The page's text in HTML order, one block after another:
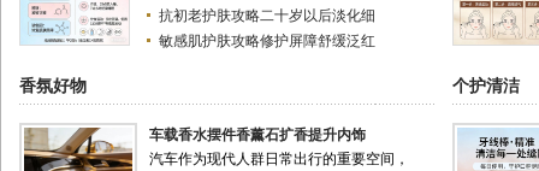
抗初老护肤攻略二十岁以后淡化细
敏感肌护肤攻略修护屏障舒缓泛红
香氛好物
车载香水摆件香薰石扩香提升内饰
汽车作为现代人群日常出行的重要空间，
个护清洁